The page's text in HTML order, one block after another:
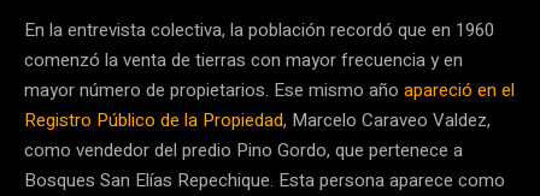
En la entrevista colectiva, la población recordó que en 1960
comenzó la venta de tierras con mayor frecuencia y en
mayor número de propietarios. Ese mismo año apareció en el
Registro Público de la Propiedad, Marcelo Caraveo Valdez,
como vendedor del predio Pino Gordo, que pertenece a
Bosques San Elías Repechique. Esta persona aparece como